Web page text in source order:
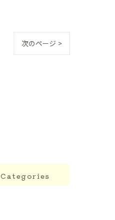
次のページ >
Categories